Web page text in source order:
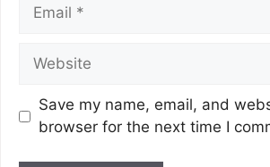
Save my name, email, and
browser for the next time I